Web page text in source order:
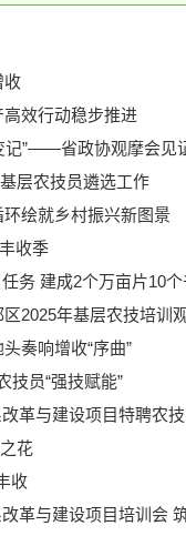
收
效行动稳步推进
记”——省政协观摩会见
层农技员遴选工作
绘就乡村振兴新图景
收季
务 建成2个万亩片10
2025年基层农技培训
奏响增收“序曲”
技员“强技赋能”
革与建设项目特聘农
花
收
革与建设项目培训会